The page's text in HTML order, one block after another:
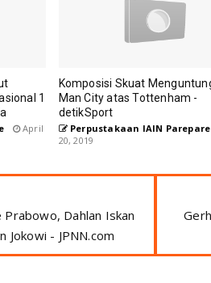
1
April
Komposisi Skuat
Man City atas Tottenham -
detikSport
Perpustakaan IAIN Parepare
20, 2019
Dahlan Iskan
Jokowi - JPNN.com